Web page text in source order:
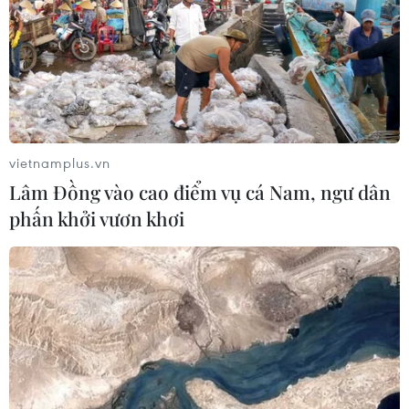
06/08/2026 09:42
Hà Nội tăng tốc thi công
đường Vành đai 1 đoạn Hoàng Cầu-
Voi Phục
06/08/2026 09:07
Khởi tố Chủ tịch Hội đồng quản trị,
Giám đốc Công ty cổ phần Mekolor
06/08/2026 09:06
Đồng Nai yêu cầu đẩy nhanh tiến độ
dự án kết nối vùng, sân bay Long
vietnamplus.vn
Lâm Đồng vào cao điểm vụ cá Nam, ngư dân
phấn khởi vươn khơi